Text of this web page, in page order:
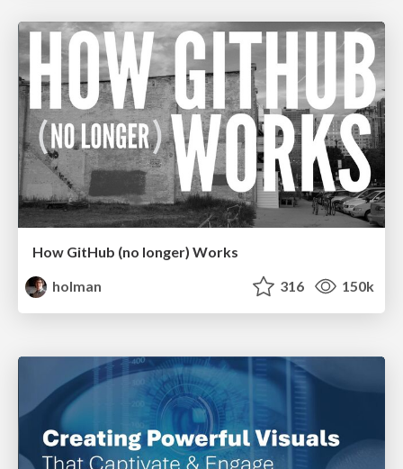
How GitHub (no longer) Works
holman
316 150k